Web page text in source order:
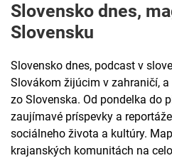
Slovensko dnes,
Slovensku
Slovensko dnes, podcast v
Slovákom žijúcim v zahraničí,
zo Slovenska. Od pondelka do
zaujímavé príspevky a
sociálneho života a kultúry.
krajanských komunitách na